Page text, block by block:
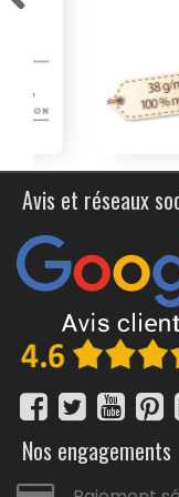
Personnalisable
bodywarmer
et les entreprises
tout en offrant à
élégant et
extérieur ou pour
coupe cintrée,
prête à affronter
et protégée.
Avis et réseaux
Nos engagements